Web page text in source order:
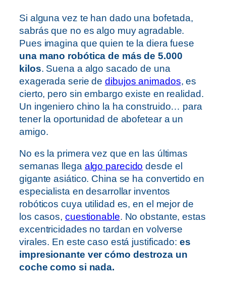
Si alguna vez te han dado una bofetada,
sabrás que no es algo muy agradable.
Pues imagina que quien te la diera fuese
una mano robótica de más de 5.000
kilos. Suena a algo sacado de una
exagerada serie dedibujos animados, es
cierto, pero sin embargo existe en realidad.
Un ingeniero chino la ha construido… para
tener la oportunidad de abofetear a un
amigo.
No es la primera vez que en las últimas
semanas llega algo parecido desde el
gigante asiático. China se ha convertido en
especialista en desarrollar inventos
robóticos cuya utilidad es, en el mejor de
los casos, cuestionable. No obstante, estas
excentricidades no tardan en volverse
virales. En este caso está justificado: es
impresionante ver cómo destroza un
coche como si nada.